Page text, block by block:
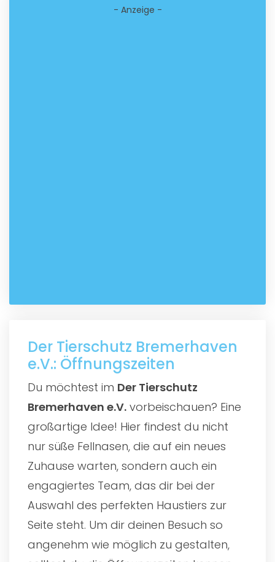
- Anzeige -
Der Tierschutz Bremerhaven
e.V.: Öffnungszeiten
Du möchtest im Der Tierschutz
Bremerhaven e.V. vorbeischauen? Eine
großartige Idee! Hier findest du nicht
nur süße Fellnasen, die auf ein neues
Zuhause warten, sondern auch ein
engagiertes Team, das dir bei der
Auswahl des perfekten Haustiers zur
Seite steht. Um dir deinen Besuch so
angenehm wie möglich zu gestalten,